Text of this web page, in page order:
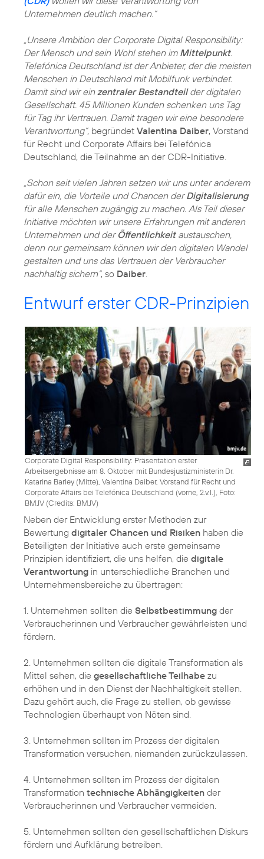
Unternehmen deutlich machen.“
„Unsere Ambition der Corporate Digital Responsibility:
Der Mensch und sein Wohl stehen im Mittelpunkt.
Telefónica Deutschland ist der Anbieter, der die meisten
Menschen in Deutschland mit Mobilfunk verbindet.
Damit sind wir einzentraler Bestandteilder digitalen
Gesellschaft. 45 Millionen Kunden schenken uns Tag
für Tag ihr Vertrauen. Damit tragen wir eine besondere
Verantwortung“, begründet Valentina Daiber, Vorstand
für Recht und Corporate Affairs bei Telefónica
Deutschland, die Teilnahme an der CDR-Initiative.
„Schon seit vielen Jahren setzen wir uns unter anderem
dafür ein, die Vorteile und Chancen derDigitalisierung
für alle Menschen zugängig zu machen. Als Teil dieser
Initiative möchten wir unsere Erfahrungen mit anderen
Unternehmen und der Öffentlichkeitaustauschen,
denn nur gemeinsam können wir den digitalen Wandel
gestalten und uns das Vertrauen der Verbraucher
nachhaltig sichern“, so Daiber.
Entwurf erster CDR-Prinzipien
Corporate Digital Responsibility: Präsentation erster
Arbeitsergebnisse am 8. Oktober mit Bundesjustizministerin Dr.
Katarina Barley (Mitte), Valentina Daiber, Vorstand für Recht und
Corporate Affairs bei Telefónica Deutschland (vorne, 2.v.l.), Foto:
BMJV (Credits: BMJV)
Neben der Entwicklung erster Methoden zur
Bewertung digitaler Chancen und Risiken haben die
Beteiligten der Initiative auch erste gemeinsame
Prinzipien identifiziert, die uns helfen, die digitale
Verantwortung in unterschiedliche Branchen und
Unternehmensbereiche zu übertragen:
1. Unternehmen sollten die Selbstbestimmung der
Verbraucherinnen und Verbraucher gewährleisten und
fördern.
2. Unternehmen sollten die digitale Transformation als
Mittel sehen, die gesellschaftliche Teilhabe zu
erhöhen und in den Dienst der Nachhaltigkeit stellen.
Dazu gehört auch, die Frage zu stellen, ob gewisse
Technologien überhaupt von Nöten sind.
3. Unternehmen sollten im Prozess der digitalen
Transformation versuchen, niemanden zurückzulassen.
4. Unternehmen sollten im Prozess der digitalen
Transformation technische Abhängigkeiten der
Verbraucherinnen und Verbraucher vermeiden.
5. Unternehmen sollten den gesellschaftlichen Diskurs
fördern und Aufklärung betreiben.